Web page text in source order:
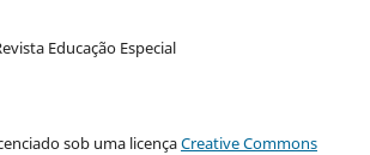
Educação Especial
sob uma licençaCreative Commons